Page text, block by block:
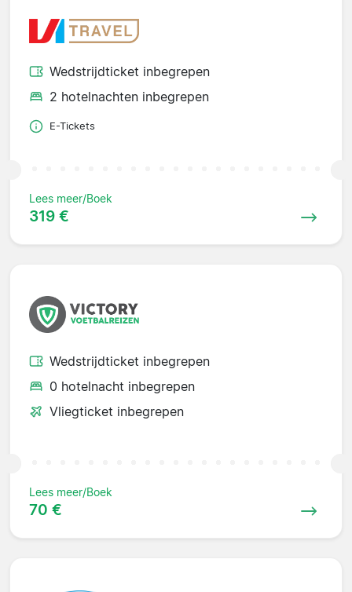
Wedstrijdticket inbegrepen
2 hotelnachten inbegrepen
E-Tickets
Lees meer/Boek
319 €
Wedstrijdticket inbegrepen
0 hotelnacht inbegrepen
Vliegticket inbegrepen
Lees meer/Boek
70 €